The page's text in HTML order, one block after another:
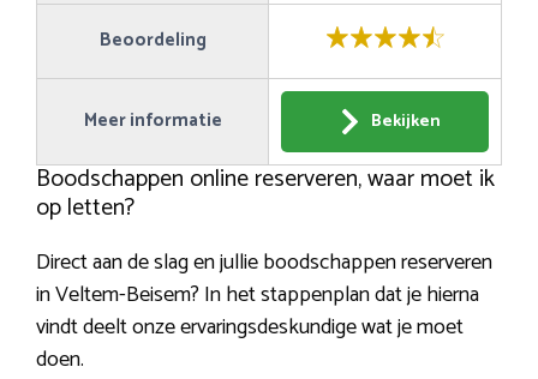
Beoordeling
Meer informatie Bekijken
Boodschappen online reserveren, waar moet ik
op letten?
Direct aan de slag en jullie boodschappen reserveren
in Veltem-Beisem? In het stappenplan dat je hierna
vindt deelt onze ervaringsdeskundige wat je moet
doen.